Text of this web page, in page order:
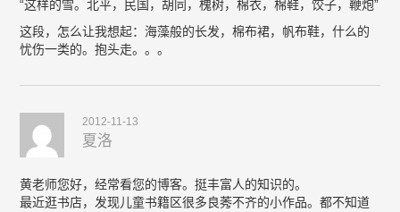
“这样的雪。北平，民国，胡同，槐树，棉衣，棉鞋，饺子，鞭炮”
这段，怎么让我想起：海藻般的长发，棉布裙，帆布鞋，什么的
忧伤一类的。抱头走。。。
2012-11-13
夏洛
黄老师您好，经常看您的博客。挺丰富人的知识的。
最近逛书店，发现儿童书籍区很多良莠不齐的小作品。都不知道